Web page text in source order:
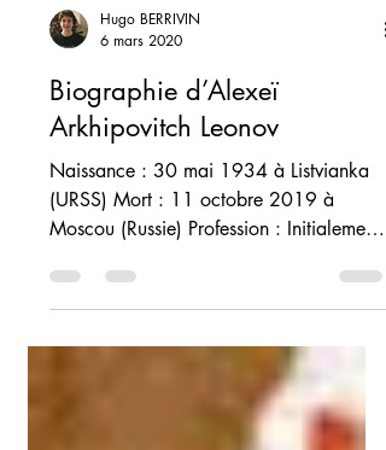
6 mars 2020
Biographie d’Alexeï
Arkhipovitch Leonov
Naissance : 30 mai 1934 à Listvianka
Moscou (Russie) Profession : Initialement
pilote de chasse...